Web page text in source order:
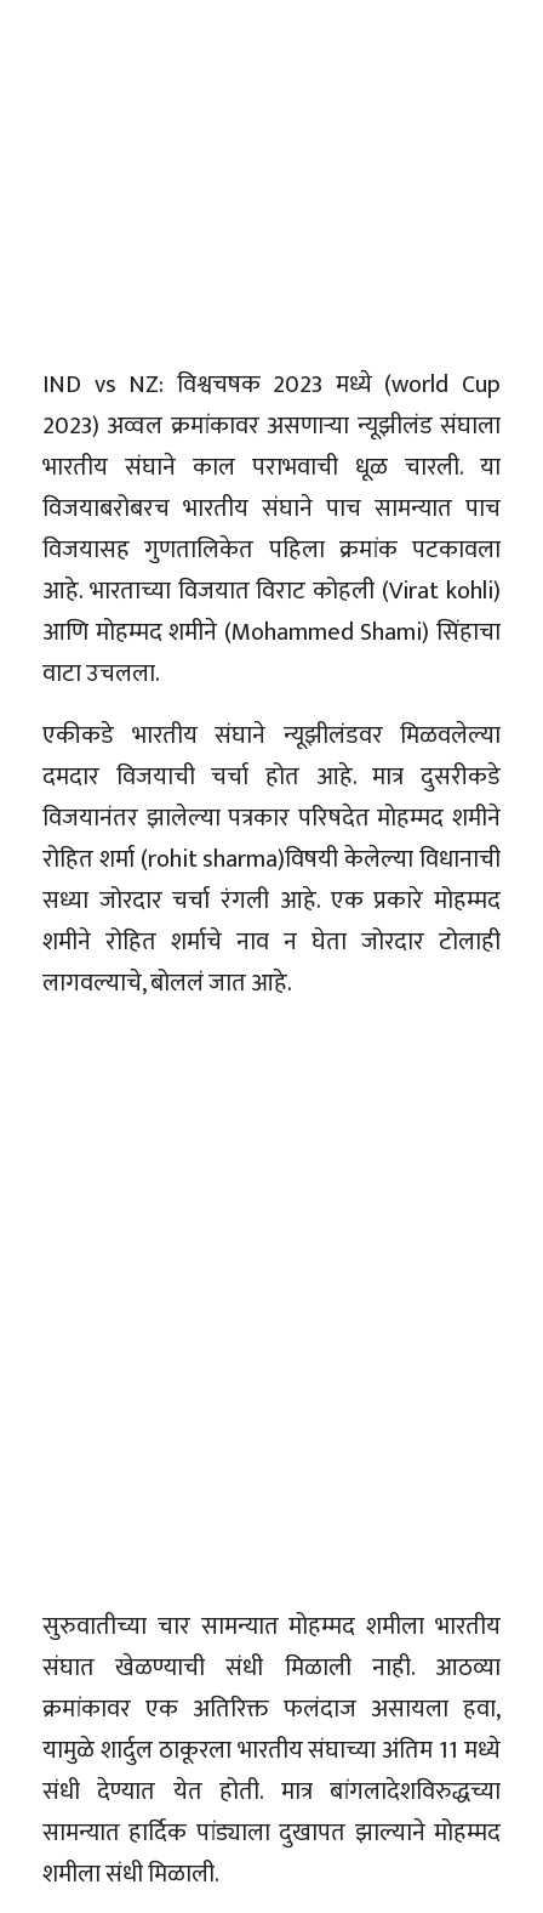
IND vs NZ: विश्वचषक 2023 मध्ये (world Cup
2023) अव्वल क्रमांकावर असणाऱ्या न्यूझीलंड संघाला
भारतीय संघाने काल पराभवाची धूळ चारली. या
विजयाबरोबरच भारतीय संघाने पाच सामन्यात पाच
विजयासह गुणतालिकेत पहिला क्रमांक पटकावला
आहे. भारताच्या विजयात विराट कोहली (Virat kohli)
आणि मोहम्मद शमीने (Mohammed Shami) सिंहाचा
वाटा उचलला.
एकीकडे भारतीय संघाने न्यूझीलंडवर मिळवलेल्या
दमदार विजयाची चर्चा होत आहे. मात्र दुसरीकडे
विजयानंतर झालेल्या पत्रकार परिषदेत मोहम्मद शमीने
रोहित शर्मा (rohit sharma)विषयी केलेल्या विधानाची
सध्या जोरदार चर्चा रंगली आहे. एक प्रकारे मोहम्मद
शमीने रोहित शर्माचे नाव न घेता जोरदार टोलाही
लागवल्याचे, बोललं जात आहे.
सुरुवातीच्या चार सामन्यात मोहम्मद शमीला भारतीय
संघात खेळण्याची संधी मिळाली नाही. आठव्या
क्रमांकावर एक अतिरिक्त फलंदाज असायला हवा,
यामुळे शार्दुल ठाकूरला भारतीय संघाच्या अंतिम 11 मध्ये
संधी देण्यात येत होती. मात्र बांगलादेशविरुद्धच्या
सामन्यात हार्दिक पांड्याला दुखापत झाल्याने मोहम्मद
शमीला संधी मिळाली.